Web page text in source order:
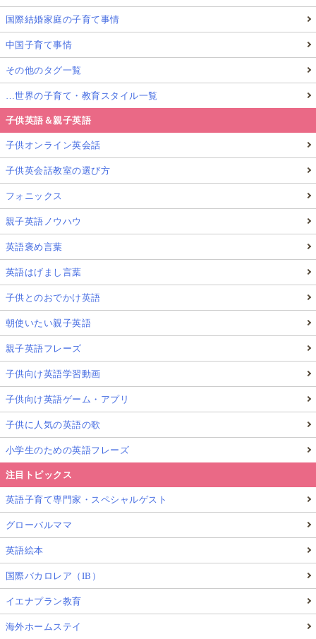
国際結婚家庭の子育て事情
中国子育て事情
その他のタグ一覧
…世界の子育て・教育スタイル一覧
子供英語＆親子英語
子供オンライン英会話
子供英会話教室の選び方
フォニックス
親子英語ノウハウ
英語褒め言葉
英語はげまし言葉
子供とのおでかけ英語
朝使いたい親子英語
親子英語フレーズ
子供向け英語学習動画
子供向け英語ゲーム・アプリ
子供に人気の英語の歌
小学生のための英語フレーズ
注目トピックス
英語子育て専門家・スペシャルゲスト
グローバルママ
英語絵本
国際バカロレア（IB）
イエナプラン教育
海外ホームステイ